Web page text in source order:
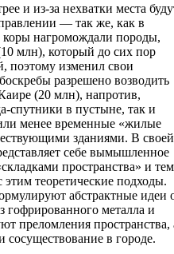
и из-за нехватки места
— так же, как в
коры нагромождали породы,
млн), который до сих пор
поэтому изменил свои
разрешено возводить
(20 млн), напротив,
спутники в пустыне, так и
менее временные «жилые
зданиями. В своей
себе вымышленное
пространства» и тем
теоретические подходы.
абстрактные идеи
гофрированного металла и
преломления пространства,
в городе.